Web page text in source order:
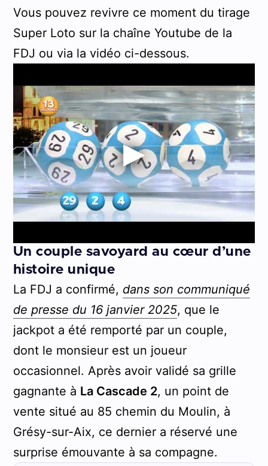
Vous pouvez revivre ce moment du tirage
Super Loto sur la chaîne Youtube de la
FDJ ou via la vidéo ci-dessous.
Un couple savoyard au cœur d’une
histoire unique
La FDJ a confirmé, dans son communiqué
de presse du 16 janvier 2025, que le
jackpot a été remporté par un couple,
dont le monsieur est un joueur
occasionnel. Après avoir validé sa grille
gagnante à La Cascade 2, un point de
vente situé au 85 chemin du Moulin, à
Grésy-sur-Aix, ce dernier a réservé une
surprise émouvante à sa compagne.